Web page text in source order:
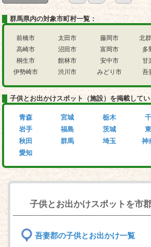
群馬県内の対象市町村一覧：
前橋市
高崎市
桐生市
伊勢崎市
太田市
沼田市
館林市
渋川市
藤岡市
富岡市
安中市
みどり市
北
多
甘
吾
子供とお出かけスポット（施設）を掲載してい
青森
岩手
秋田
愛知
宮城
福島
群馬
栃木
茨城
埼玉
神
子供とお出かけスポットを市
吾妻郡の子供とお出かけ一覧